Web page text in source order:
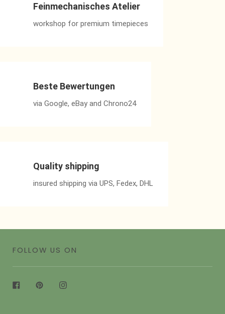
Feinmechanisches Atelier
workshop for premium timepieces
Beste Bewertungen
via Google, eBay and Chrono24
Quality shipping
insured shipping via UPS, Fedex, DHL
FOLLOW US ON
Facebook
PinterestInstagram